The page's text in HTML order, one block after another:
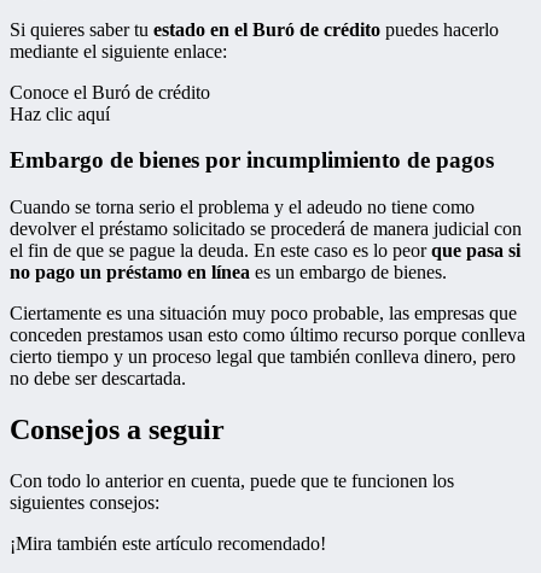
Si quieres saber tu estado en el Buró de crédito puedes hacerlo
mediante el siguiente enlace:
Conoce el Buró de crédito
Haz clic aquí
Embargo de bienes por incumplimiento de pagos
Cuando se torna serio el problema y el adeudo no tiene como
devolver el préstamo solicitado se procederá de manera judicial con
el fin de que se pague la deuda. En este caso es lo peorque pasa si
no pago un préstamo en línea es un embargo de bienes.
Ciertamente es una situación muy poco probable, las empresas que
conceden prestamos usan esto como último recurso porque conlleva
cierto tiempo y un proceso legal que también conlleva dinero, pero
no debe ser descartada.
Consejos a seguir
Con todo lo anterior en cuenta, puede que te funcionen los
siguientes consejos:
¡Mira también este artículo recomendado!